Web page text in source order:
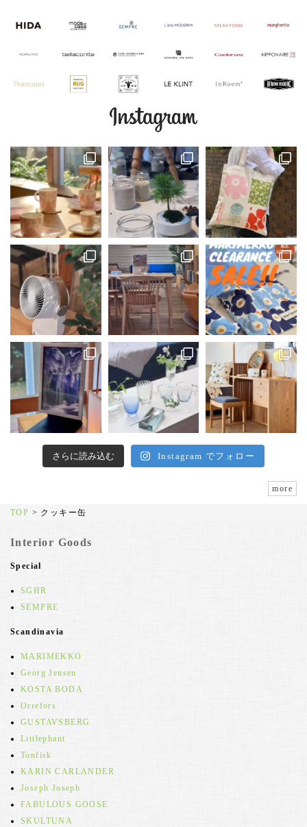
さらに読み込む Instagram でフォロー
more
TOP > クッキー缶
Interior Goods
Special
SGHR
SEMPRE
Scandinavia
MARIMEKKO
Georg Jensen
KOSTA BODA
Orrefors
GUSTAVSBERG
Littlephant
Tonfisk
KARIN CARLANDER
Joseph Joseph
FABULOUS GOOSE
SKULTUNA